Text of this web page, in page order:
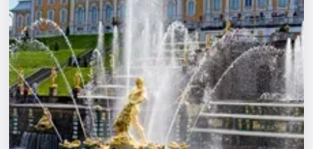
Города
Площадки
Артисты
Рейтинги